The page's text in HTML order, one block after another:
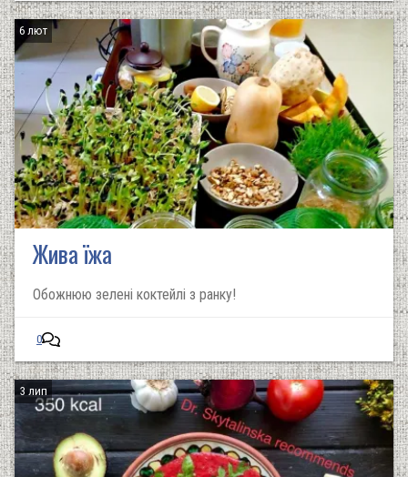
6 лют
Жива їжа
Обожнюю зелені коктейлі з ранку!
0
3 лип